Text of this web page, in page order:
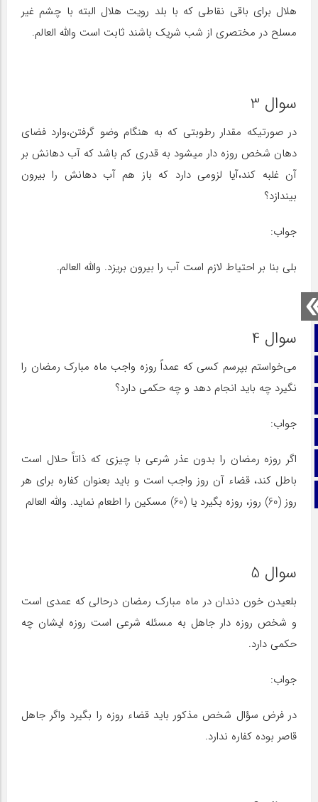
صفحه نخست
تماس با ما
اینستاگرام
هلال برای باقی نقاطی که با بلد رویت هلال البته با چشم غیر
مسلح در مختصری از شب شریک باشند ثابت است والله العالم.
سوال 3
در صورتیکه مقدار رطوبتی که به هنگام وضو گرفتن،وارد فضای
دهان شخص روزه دار میشود به قدری کم باشد که آب دهانش بر
آن غلبه کند،آیا لزومی دارد که باز هم آب دهانش را بیرون
بیندازد؟
جواب:
بلی بنا بر احتیاط لازم است آب را بیرون بریزد. والله العالم.
سوال 4
می‌خواستم بپرسم کسی که عمداً روزه واجب ماه مبارک رمضان را
نگیرد چه باید انجام دهد و چه حکمی دارد؟
جواب:
اگر روزه رمضان را بدون عذر شرعی با چیزی که ذاتاً حلال است
باطل کند، قضاء آن روز واجب است و باید بعنوان کفاره برای هر
روز (60) روز، روزه بگیرد یا (60) مسکین را اطعام نماید. والله العالم
سوال 5
بلعیدن خون دندان در ماه مبارک رمضان درحالی که عمدی است
و شخص روزه دار جاهل به مسئله شرعی است روزه ایشان چه
حکمی دارد.
جواب:
در فرض سؤال شخص مذکور باید قضاء روزه را بگیرد واگر جاهل
قاصر بوده کفاره ندارد.